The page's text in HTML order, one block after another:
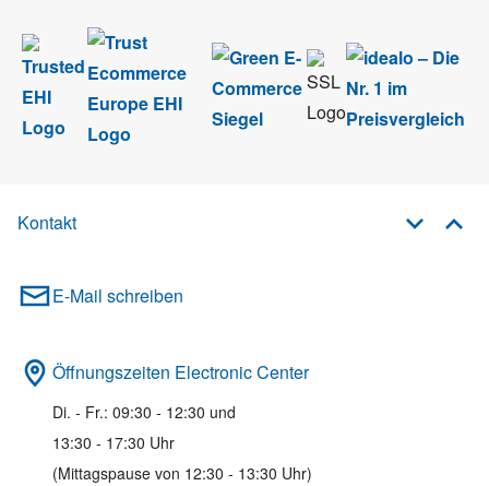
Kontakt
E-Mail schreiben
Öffnungszeiten Electronic Center
Di. - Fr.: 09:30 - 12:30 und
13:30 - 17:30 Uhr
(Mittagspause von 12:30 - 13:30 Uhr)